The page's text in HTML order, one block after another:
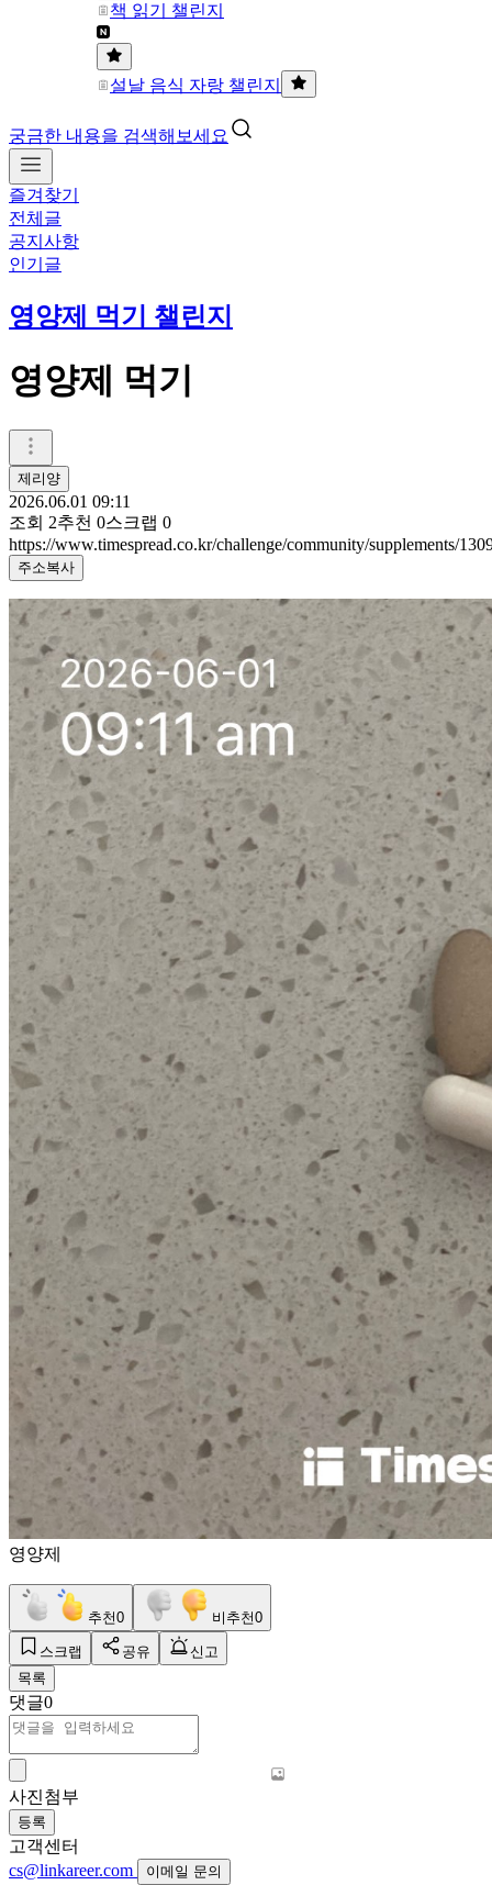
책 읽기 챌린지
설날 음식 자랑 챌린지
궁금한 내용을 검색해보세요
즐겨찾기
전체글
공지사항
인기글
영양제 먹기 챌린지
영양제 먹기
제리양
2026.06.01 09:11
조회 2추천 0스크랩 0
https://www.timespread.co.kr/challenge/community/supplements/
주소복사
영양제
추천0 비추천0
스크랩 공유
신고
목록
댓글0
사진첨부
등록
고객센터
cs@linkareer.com
이메일 문의